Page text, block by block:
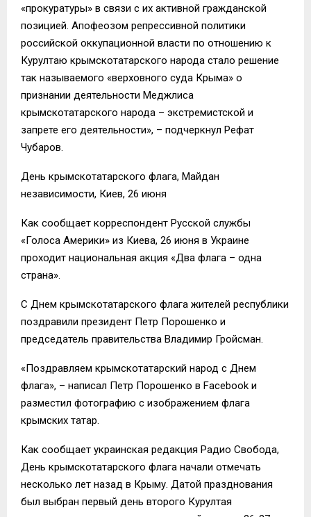
«прокуратуры» в связи с их активной гражданской
позицией. Апофеозом репрессивной политики
российской оккупационной власти по отношению к
Курултаю крымскотатарского народа стало решение
так называемого «верховного суда Крыма» о
признании деятельности Меджлиса
крымскотатарского народа – экстремистской и
запрете его деятельности», – подчеркнул Рефат
Чубаров.
День крымскотатарского флага, Майдан
независимости, Киев, 26 июня
Как сообщает корреспондент Русской службы
«Голоса Америки» из Киева, 26 июня в Украине
проходит национальная акция «Два флага – одна
страна».
С Днем крымскотатарского флага жителей республики
поздравили президент Петр Порошенко и
председатель правительства Владимир Гройсман.
«Поздравляем крымскотатарский народ с Днем
флага», – написал Петр Порошенко в Facebook и
разместил фотографию с изображением флага
крымских татар.
Как сообщает украинская редакция Радио Свобода,
День крымскотатарского флага начали отмечать
несколько лет назад в Крыму. Датой празднования
был выбран первый день второго Курултая